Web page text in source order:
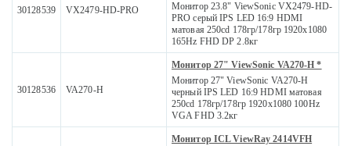
30128539 VX2479-HD-PRO
Монитор 23.8" ViewSonic VX2479-HD-
PRO серый IPS LED 16:9 HDMI
матовая 250cd 178гр/178гр 1920x1080
165Hz FHD DP 2.8кг
30128536 VA270-H
Монитор 27" ViewSonic VA270-H *
Монитор 27" ViewSonic VA270-H
черный IPS LED 16:9 HDMI матовая
250cd 178гр/178гр 1920x1080 100Hz
VGA FHD 3.2кг
Монитор ICL ViewRay 2414VFH